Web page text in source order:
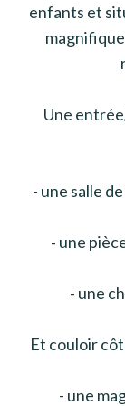
enfants et
Une
- une salle
- une
- une
Et couloir
- une